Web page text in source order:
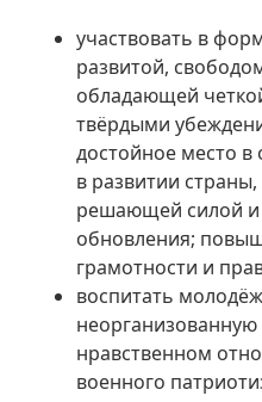
участвовать в
развитой,
обладающей
твёрдыми
достойное место в
в развитии
решающей силой и
обновления;
грамотности и
воспитать
нравственном
военного